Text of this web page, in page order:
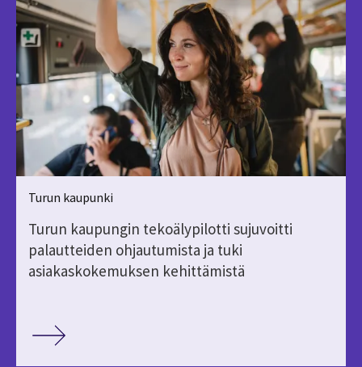
Turun kaupunki
Turun kaupungin tekoälypilotti sujuvoitti
palautteiden ohjautumista ja tuki
asiakaskokemuksen kehittämistä